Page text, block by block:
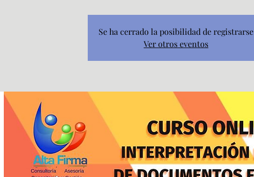
Se ha cerrado la posibilidad de registrarse
Ver otros eventos